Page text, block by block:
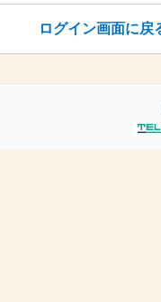
ログイン画面に戻